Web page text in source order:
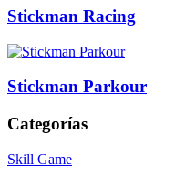
Stickman Racing
Stickman Parkour
Categorías
Skill Game